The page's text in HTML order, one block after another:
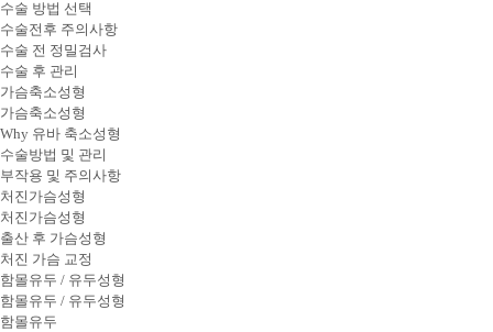
수술 방법 선택
수술전후 주의사항
수술 전 정밀검사
수술 후 관리
가슴축소성형
가슴축소성형
Why 유바 축소성형
수술방법 및 관리
부작용 및 주의사항
처진가슴성형
처진가슴성형
출산 후 가슴성형
처진 가슴 교정
함몰유두 / 유두성형
함몰유두 / 유두성형
함몰유두